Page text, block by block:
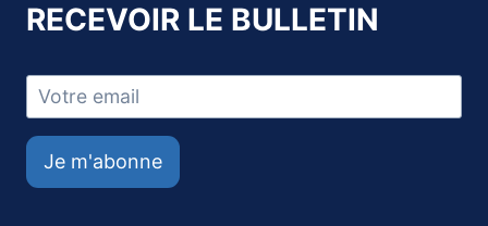
RECEVOIR LE BULLETIN
Je m'abonne